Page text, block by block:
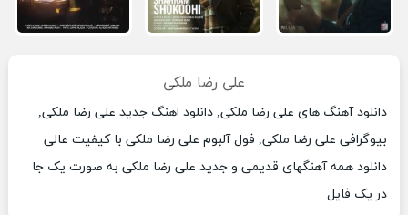
علی رضا ملکی
دانلود آهنگ های علی رضا ملکی, دانلود اهنگ جدید علی رضا ملکی,
بیوگرافی علی رضا ملکی, فول آلبوم علی رضا ملکی با کیفیت عالی
دانلود همه آهنگهای قدیمی و جدید علی رضا ملکی به صورت یک جا
در یک فایل